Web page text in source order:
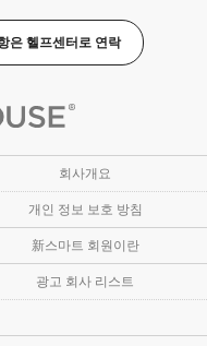
은 헬프센터로 연락
회사개요
개인 정보 보호 방침
新스마트 회원이란
광고 회사 리스트